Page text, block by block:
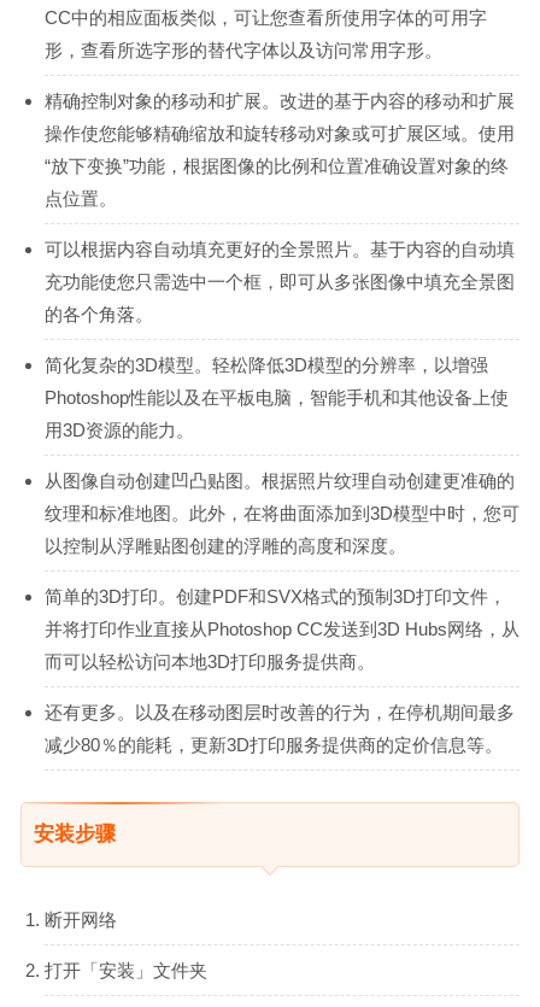
CC中的相应面板类似，可让您查看所使用字体的可用字
形，查看所选字形的替代字体以及访问常用字形。
精确控制对象的移动和扩展。改进的基于内容的移动和扩展
操作使您能够精确缩放和旋转移动对象或可扩展区域。使用
“放下变换”功能，根据图像的比例和位置准确设置对象的终
点位置。
可以根据内容自动填充更好的全景照片。基于内容的自动填
充功能使您只需选中一个框，即可从多张图像中填充全景图
的各个角落。
简化复杂的3D模型。轻松降低3D模型的分辨率，以增强
Photoshop性能以及在平板电脑，智能手机和其他设备上使
用3D资源的能力。
从图像自动创建凹凸贴图。根据照片纹理自动创建更准确的
纹理和标准地图。此外，在将曲面添加到3D模型中时，您可
以控制从浮雕贴图创建的浮雕的高度和深度。
简单的3D打印。创建PDF和SVX格式的预制3D打印文件，
并将打印作业直接从Photoshop CC发送到3D Hubs网络，从
而可以轻松访问本地3D打印服务提供商。
还有更多。以及在移动图层时改善的行为，在停机期间最多
减少80％的能耗，更新3D打印服务提供商的定价信息等。
安装步骤
断开网络
打开「安装」文件夹